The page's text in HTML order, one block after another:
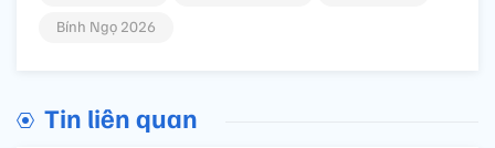
Bính Ngọ 2026
Tin liên quan